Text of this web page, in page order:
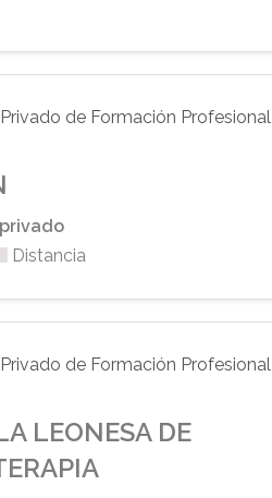
de Formación Profesional
Distancia
de Formación Profesional
LEONESA DE